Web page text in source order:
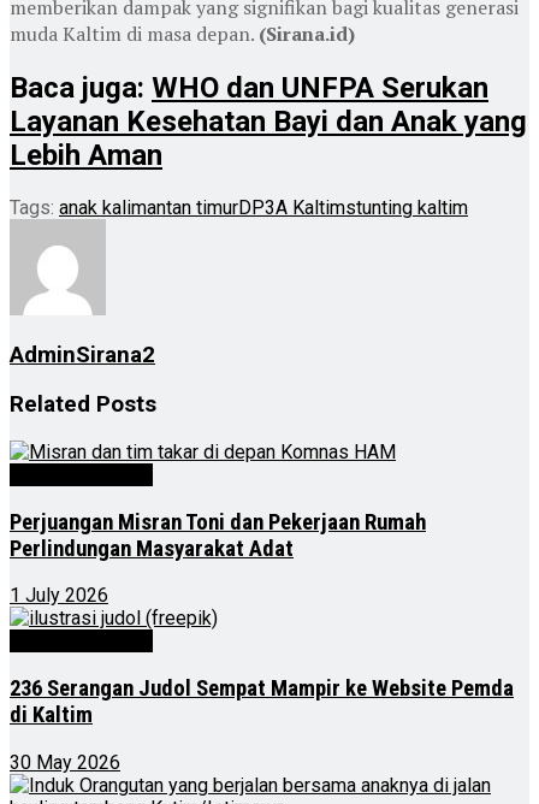
memberikan dampak yang signifikan bagi kualitas generasi
muda Kaltim di masa depan. (Sirana.id)
Baca juga: WHO dan UNFPA Serukan
Layanan Kesehatan Bayi dan Anak yang
Lebih Aman
Tags: anak kalimantan timurDP3A Kaltimstunting kaltim
AdminSirana2
Related Posts
Perjuangan Misran Toni dan Pekerjaan Rumah
Perlindungan Masyarakat Adat
1 July 2026
236 Serangan Judol Sempat Mampir ke Website Pemda
di Kaltim
30 May 2026